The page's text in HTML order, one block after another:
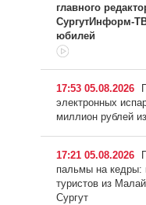
главного
СургутИнформ-
юбилей
17:53 05.08.2026
электронных
миллион рублей
17:21 05.08.2026
пальмы на кедры:
туристов из
Сургут